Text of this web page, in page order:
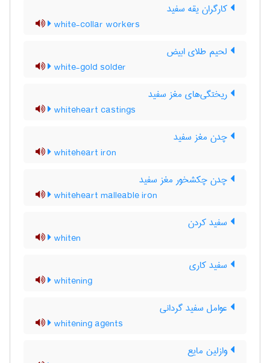
کارگران یقه سفید
white-collar workers
لحیم طلای ابیض
white-gold solder
ریختگی‌های مغز سفید
whiteheart castings
چدن مغز سفید
whiteheart iron
چدن چکشخور مغز سفید
whiteheart malleable iron
سفید کردن
whiten
سفید کاری
whitening
عوامل سفید گردانی
whitening agents
وازلین مایع